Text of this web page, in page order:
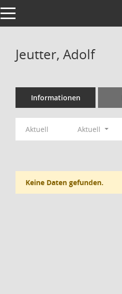
Toggle navigation
Jeutter, Adolf
Informationen
Aktuell Aktuell
Keine Daten gefunden.